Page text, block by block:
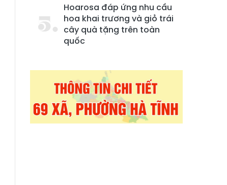
Hoarosa đáp ứng nhu cầu
hoa khai trương và giỏ trái
cây quà tặng trên toàn
quốc